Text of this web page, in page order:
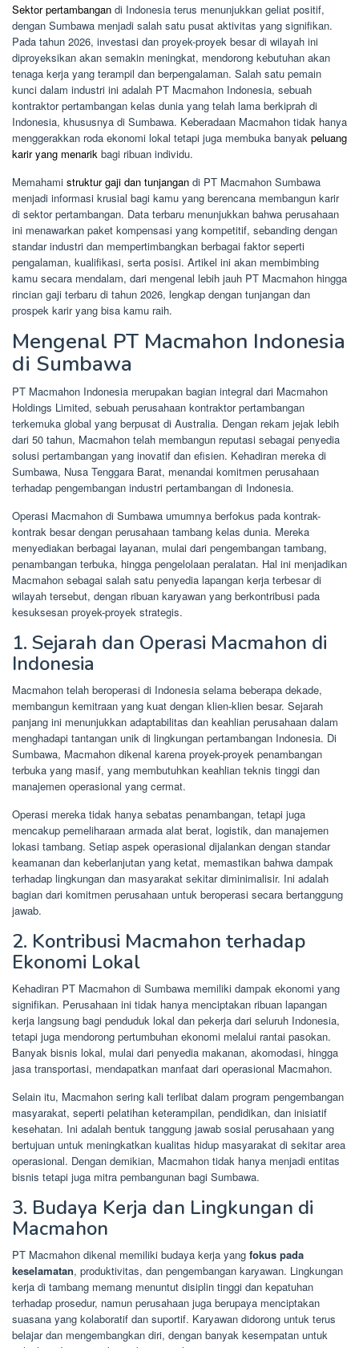
Sektor pertambangan di Indonesia terus menunjukkan geliat positif,
dengan Sumbawa menjadi salah satu pusat aktivitas yang signifikan.
Pada tahun 2026, investasi dan proyek-proyek besar di wilayah ini
diproyeksikan akan semakin meningkat, mendorong kebutuhan akan
tenaga kerja yang terampil dan berpengalaman. Salah satu pemain
kunci dalam industri ini adalah PT Macmahon Indonesia, sebuah
kontraktor pertambangan kelas dunia yang telah lama berkiprah di
Indonesia, khususnya di Sumbawa. Keberadaan Macmahon tidak hanya
menggerakkan roda ekonomi lokal tetapi juga membuka banyak peluang
karir yang menarik bagi ribuan individu.
Memahami struktur gaji dan tunjangan di PT Macmahon Sumbawa
menjadi informasi krusial bagi kamu yang berencana membangun karir
di sektor pertambangan. Data terbaru menunjukkan bahwa perusahaan
ini menawarkan paket kompensasi yang kompetitif, sebanding dengan
standar industri dan mempertimbangkan berbagai faktor seperti
pengalaman, kualifikasi, serta posisi. Artikel ini akan membimbing
kamu secara mendalam, dari mengenal lebih jauh PT Macmahon hingga
rincian gaji terbaru di tahun 2026, lengkap dengan tunjangan dan
prospek karir yang bisa kamu raih.
Mengenal PT Macmahon Indonesia
di Sumbawa
PT Macmahon Indonesia merupakan bagian integral dari Macmahon
Holdings Limited, sebuah perusahaan kontraktor pertambangan
terkemuka global yang berpusat di Australia. Dengan rekam jejak lebih
dari 50 tahun, Macmahon telah membangun reputasi sebagai penyedia
solusi pertambangan yang inovatif dan efisien. Kehadiran mereka di
Sumbawa, Nusa Tenggara Barat, menandai komitmen perusahaan
terhadap pengembangan industri pertambangan di Indonesia.
Operasi Macmahon di Sumbawa umumnya berfokus pada kontrak-
kontrak besar dengan perusahaan tambang kelas dunia. Mereka
menyediakan berbagai layanan, mulai dari pengembangan tambang,
penambangan terbuka, hingga pengelolaan peralatan. Hal ini menjadikan
Macmahon sebagai salah satu penyedia lapangan kerja terbesar di
wilayah tersebut, dengan ribuan karyawan yang berkontribusi pada
kesuksesan proyek-proyek strategis.
1. Sejarah dan Operasi Macmahon di
Indonesia
Macmahon telah beroperasi di Indonesia selama beberapa dekade,
membangun kemitraan yang kuat dengan klien-klien besar. Sejarah
panjang ini menunjukkan adaptabilitas dan keahlian perusahaan dalam
menghadapi tantangan unik di lingkungan pertambangan Indonesia. Di
Sumbawa, Macmahon dikenal karena proyek-proyek penambangan
terbuka yang masif, yang membutuhkan keahlian teknis tinggi dan
manajemen operasional yang cermat.
Operasi mereka tidak hanya sebatas penambangan, tetapi juga
mencakup pemeliharaan armada alat berat, logistik, dan manajemen
lokasi tambang. Setiap aspek operasional dijalankan dengan standar
keamanan dan keberlanjutan yang ketat, memastikan bahwa dampak
terhadap lingkungan dan masyarakat sekitar diminimalisir. Ini adalah
bagian dari komitmen perusahaan untuk beroperasi secara bertanggung
jawab.
2. Kontribusi Macmahon terhadap
Ekonomi Lokal
Kehadiran PT Macmahon di Sumbawa memiliki dampak ekonomi yang
signifikan. Perusahaan ini tidak hanya menciptakan ribuan lapangan
kerja langsung bagi penduduk lokal dan pekerja dari seluruh Indonesia,
tetapi juga mendorong pertumbuhan ekonomi melalui rantai pasokan.
Banyak bisnis lokal, mulai dari penyedia makanan, akomodasi, hingga
jasa transportasi, mendapatkan manfaat dari operasional Macmahon.
Selain itu, Macmahon sering kali terlibat dalam program pengembangan
masyarakat, seperti pelatihan keterampilan, pendidikan, dan inisiatif
kesehatan. Ini adalah bentuk tanggung jawab sosial perusahaan yang
bertujuan untuk meningkatkan kualitas hidup masyarakat di sekitar area
operasional. Dengan demikian, Macmahon tidak hanya menjadi entitas
bisnis tetapi juga mitra pembangunan bagi Sumbawa.
3. Budaya Kerja dan Lingkungan di
Macmahon
PT Macmahon dikenal memiliki budaya kerja yang fokus pada
keselamatan, produktivitas, dan pengembangan karyawan. Lingkungan
kerja di tambang memang menuntut disiplin tinggi dan kepatuhan
terhadap prosedur, namun perusahaan juga berupaya menciptakan
suasana yang kolaboratif dan suportif. Karyawan didorong untuk terus
belajar dan mengembangkan diri, dengan banyak kesempatan untuk